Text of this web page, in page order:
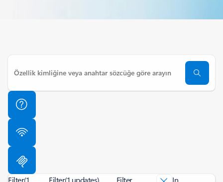
Filter(1
Filter(1 updates) Filter
In